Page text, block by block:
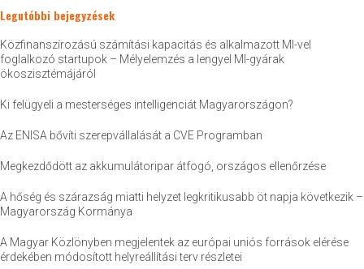
Legutóbbi bejegyzések
Közfinanszírozású számítási kapacitás és alkalmazott MI-vel
foglalkozó startupok – Mélyelemzés a lengyel MI-gyárak
ökoszisztémájáról
Ki felügyeli a mesterséges intelligenciát Magyarországon?
Az ENISA bővíti szerepvállalását a CVE Programban
Megkezdődött az akkumulátoripar átfogó, országos ellenőrzése
A hőség és szárazság miatti helyzet legkritikusabb öt napja következik –
Magyarország Kormánya
A Magyar Közlönyben megjelentek az európai uniós források elérése
érdekében módosított helyreállítási terv részletei